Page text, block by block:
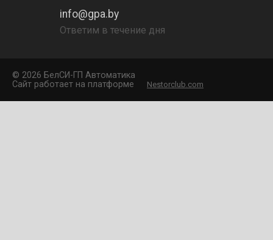
info@gpa.by
Ответим в течение дня
© 2026 БелCИ-ГП Автоматика
Сайт работает на платформе
Nestorclub.com